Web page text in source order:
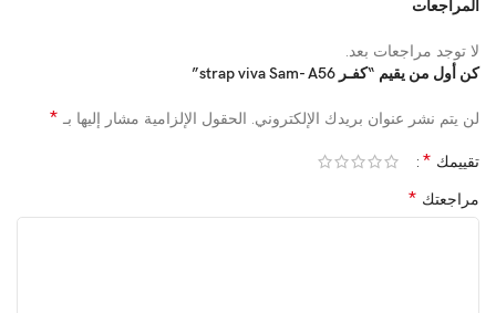
المراجعات
لا توجد مراجعات بعد.
كن أول من يقيم “كفـر strap viva Sam- A56”
لن يتم نشر عنوان بريدك الإلكتروني. الحقول الإلزامية مشار إليها بـ *
تقييمك *
مراجعتك *